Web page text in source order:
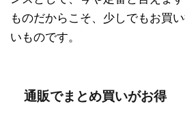
ものだからこそ、少しでもお買
いものです。
通販でまとめ買いがお得